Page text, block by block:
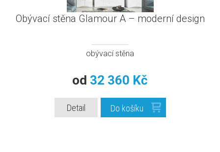
Obývací stěna Glamour A – moderní design
obývací stěna
od 32 360 Kč
Detail Do košíku